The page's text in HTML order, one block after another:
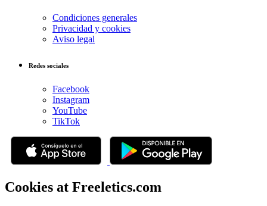
Condiciones generales
Privacidad y cookies
Aviso legal
Redes sociales
Facebook
Instagram
YouTube
TikTok
Cookies at Freeletics.com